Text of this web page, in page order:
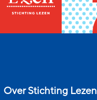
Over Stichting Lezen